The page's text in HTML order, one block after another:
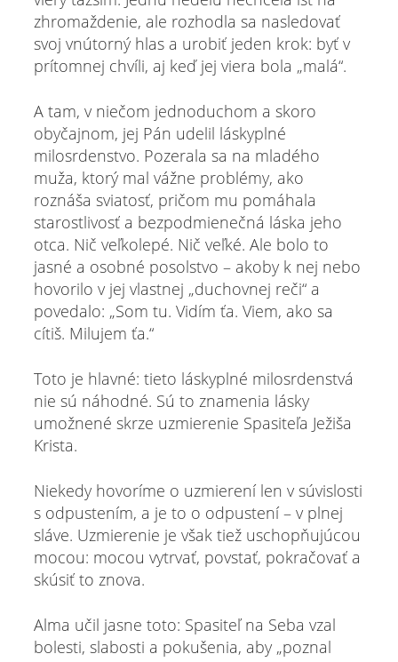
zhromaždenie, ale rozhodla sa nasledovať
svoj vnútorný hlas a urobiť jeden krok: byť v
prítomnej chvíli, aj keď jej viera bola „malá“.
A tam, v niečom jednoduchom a skoro
obyčajnom, jej Pán udelil láskyplné
milosrdenstvo. Pozerala sa na mladého
muža, ktorý mal vážne problémy, ako
roznáša sviatosť, pričom mu pomáhala
starostlivosť a bezpodmienečná láska jeho
otca. Nič veľkolepé. Nič veľké. Ale bolo to
jasné a osobné posolstvo – akoby k nej nebo
hovorilo v jej vlastnej „duchovnej reči“ a
povedalo: „Som tu. Vidím ťa. Viem, ako sa
cítiš. Milujem ťa.“
Toto je hlavné: tieto láskyplné milosrdenstvá
nie sú náhodné. Sú to znamenia lásky
umožnené skrze uzmierenie Spasiteľa Ježiša
Krista.
Niekedy hovoríme o uzmierení len v súvislosti
s odpustením, a je to o odpustení – v plnej
sláve. Uzmierenie je však tiež uschopňujúcou
mocou: mocou vytrvať, povstať, pokračovať a
skúsiť to znova.
Alma učil jasne toto: Spasiteľ na Seba vzal
bolesti, slabosti a pokušenia, aby „poznal